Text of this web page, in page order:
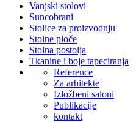
Vanjski stolovi
Suncobrani
Stolice za proizvodnju
Stolne ploče
Stolna postolja
Tkanine i boje tapeciranja
Reference
Za arhitekte
Izložbeni saloni
Publikacije
kontakt